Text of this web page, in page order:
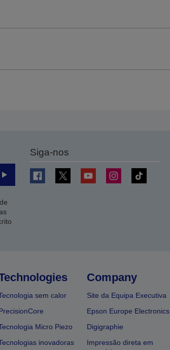
Enviar
Siga-nos
sem calor
Micro Piezo
inovadoras
Company
Site da Equipa Executiva
Epson Europe Electronics
Digigraphie
Impressão direta em